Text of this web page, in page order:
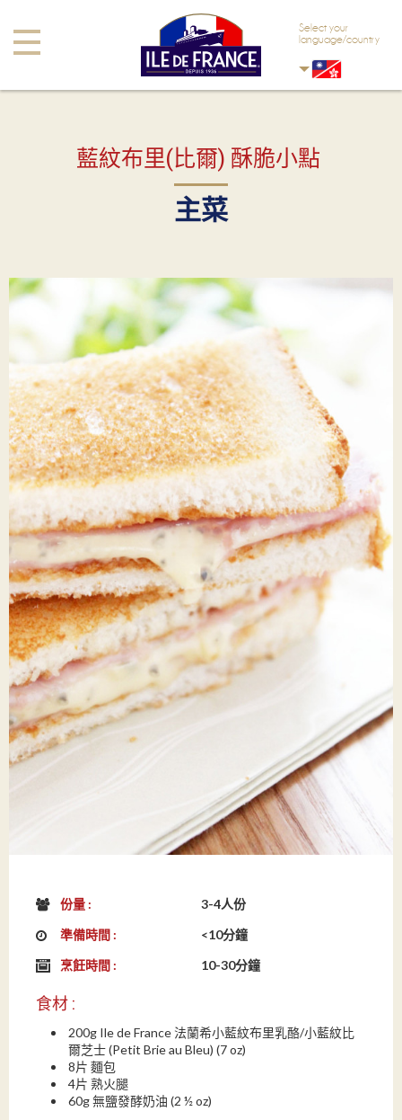
Toggle
navigation
Select your
language/country
藍紋布里(比爾) 酥脆小點
主菜
份量 :
3-4人份
準備時間 :
<10分鐘
烹飪時間 :
10-30分鐘
食材 :
200g Ile de France 法蘭希小藍紋布里乳酪/小藍紋比
爾芝士 (Petit Brie au Bleu) (7 oz)
8片 麵包
4片 熟火腿
60g 無鹽發酵奶油 (2 ½ oz)